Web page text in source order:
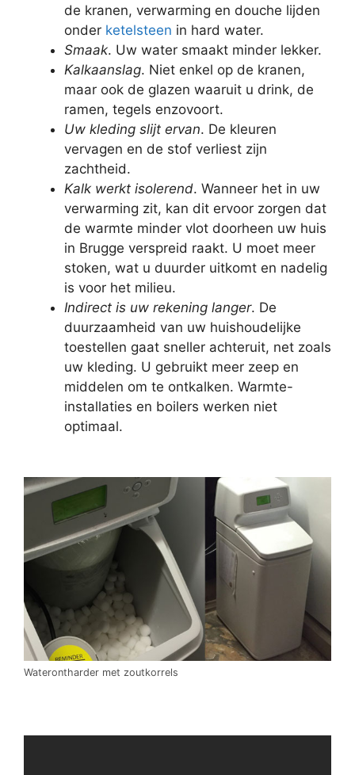
de kranen, verwarming en douche lijden
onder ketelsteen in hard water.
Smaak. Uw water smaakt minder lekker.
Kalkaanslag. Niet enkel op de kranen,
maar ook de glazen waaruit u drink, de
ramen, tegels enzovoort.
Uw kleding slijt ervan. De kleuren
vervagen en de stof verliest zijn
zachtheid.
Kalk werkt isolerend. Wanneer het in uw
verwarming zit, kan dit ervoor zorgen dat
de warmte minder vlot doorheen uw huis
in Brugge verspreid raakt. U moet meer
stoken, wat u duurder uitkomt en nadelig
is voor het milieu.
Indirect is uw rekening langer. De
duurzaamheid van uw huishoudelijke
toestellen gaat sneller achteruit, net zoals
uw kleding. U gebruikt meer zeep en
middelen om te ontkalken. Warmte-
installaties en boilers werken niet
optimaal.
Waterontharder met zoutkorrels